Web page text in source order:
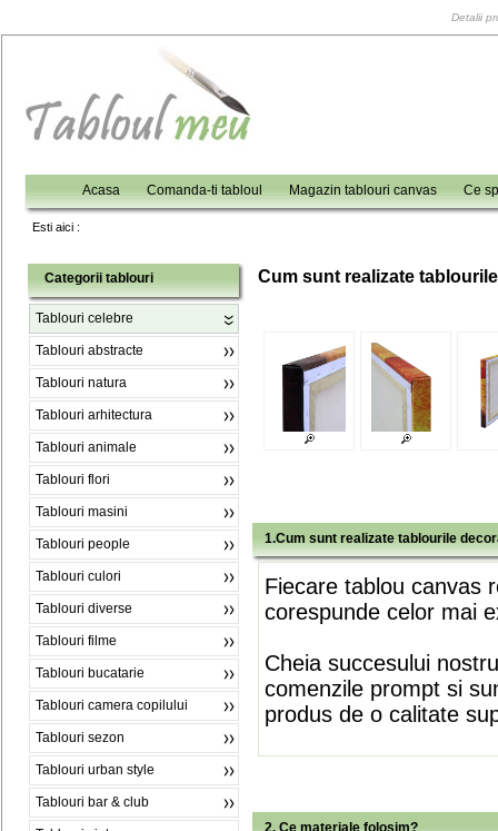
Detalii
Acasa Comanda-ti tabloul Magazin tablouri canvas Ce
Esti aici :
Categorii tablouri
Tablouri celebre
Tablouri abstracte
Tablouri natura
Tablouri arhitectura
Tablouri animale
Tablouri flori
Tablouri masini
Tablouri people
Tablouri culori
Tablouri diverse
Tablouri filme
Tablouri bucatarie
Tablouri camera copilului
Tablouri sezon
Tablouri urban style
Tablouri bar & club
Cum sunt realizate
1.Cum sunt realizate tablourile
Fiecare tablou canvas
corespunde celor mai
Cheia succesului
comenzile prompt si
produs de o calitate
2. Ce materiale folosim?